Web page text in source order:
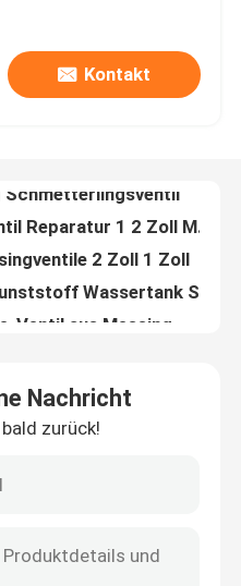
Kontakt
Schmetterlingsventil
Ventil aus Messing
Torventil
für Druckluft
mit Überlauf
Nachricht
zurück!